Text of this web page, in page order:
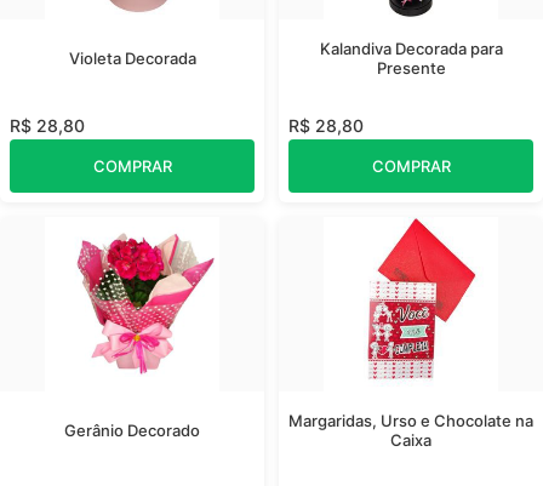
Violeta Decorada
R$ 28,80
COMPRAR
Kalandiva Decorada para
Presente
R$ 28,80
COMPRAR
Gerânio Decorado
Margaridas, Urso e Chocolate na
Caixa